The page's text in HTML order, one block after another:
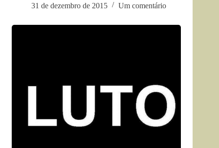
31 de dezembro de 2015
Um comentário